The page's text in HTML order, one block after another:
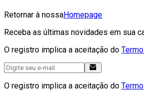
Retornar à nossaHomepage
Receba as últimas novidades em sua
O registro implica a aceitação do
O registro implica a aceitação do